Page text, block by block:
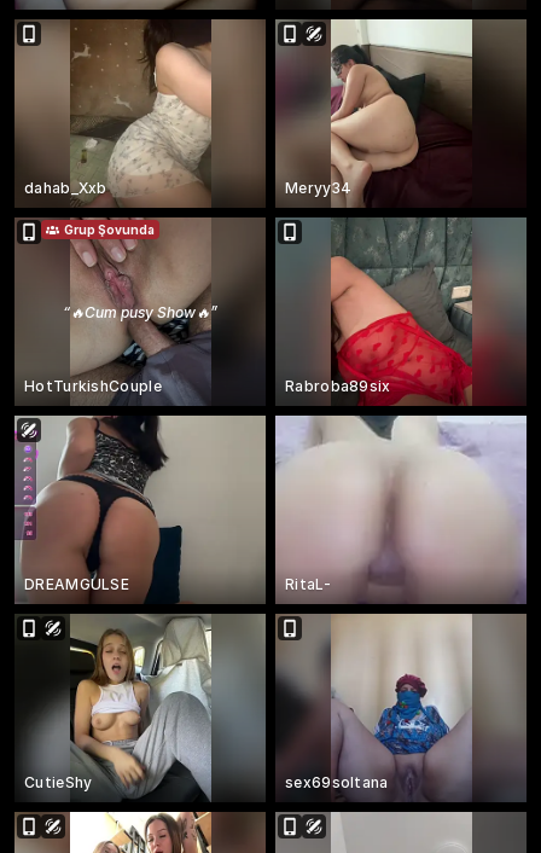
dahab_Xxb Meryy34
“🔥Cum pusy Show🔥”
Grup Şovunda
HotTurkishCouple Rabroba89six
DREAMGULSE RitaL-
CutieShy sex69soltana